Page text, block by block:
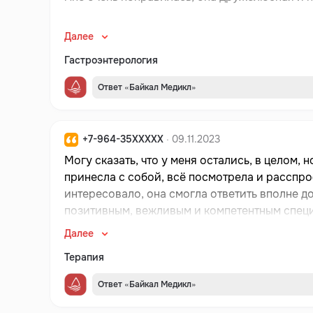
Далее
Гастроэнтерология
Ответ «Байкал Медикл»
+7-964-35XXXXX · 09.11.2023
Могу сказать, что у меня остались, в целом,
принесла с собой, всё посмотрела и
интересовало, она смогла ответить вполне
позитивным, вежливым и компетентным
аккуратно, с ней было комфортно. По итогу,
необходим контроль. Как мне кажется,
находится очень далеко. При необходимости порекомендую
нее была ближайшая свободная запись.
Далее
Терапия
Ответ «Байкал Медикл»